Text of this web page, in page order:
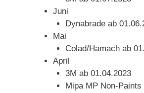
Juni
Dynabrade ab
Mai
Colad/Hamach ab
April
3M ab 01.04.2023
Mipa MP Non-